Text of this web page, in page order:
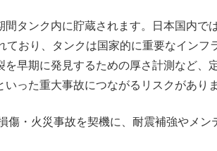
タンク内に貯蔵されます。日本国内で
おり、タンクは国家的に重要なインフ
早期に発見するための厚さ計測など、
った重大事故につながるリスクがありま
傷・火災事故を契機に、耐震補強やメン